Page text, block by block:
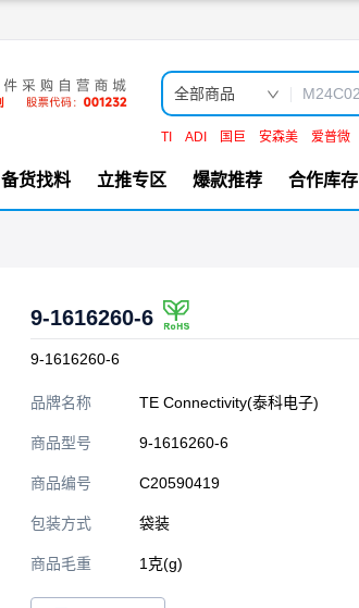
全部商品
TI ADI 国巨 安森美 爱普微
备货找料 立推专区 爆款推荐 合作库存
9-1616260-6
9-1616260-6
品牌名称 TE Connectivity(泰科电子)
商品型号 9-1616260-6
商品编号 C20590419
包装方式 袋装
商品毛重 1克(g)